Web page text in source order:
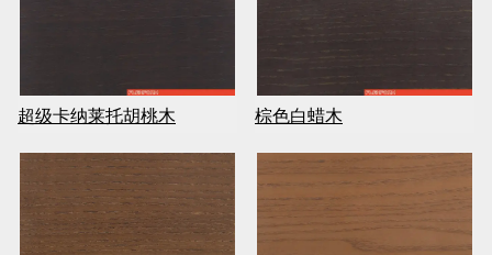
超级卡纳莱托胡桃木 棕色白蜡木